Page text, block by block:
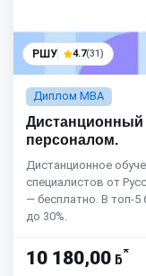
РШУ 4.7(31)
Диплом MBA
Дистанционный
персоналом.
Дистанционное
специалистов от
— бесплатно. В топ-
до 30%.
10 180,00 ƃ*